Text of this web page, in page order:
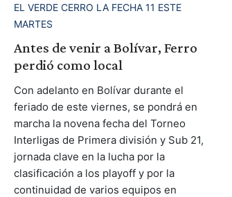
EL VERDE CERRO LA FECHA 11 ESTE
MARTES
Antes de venir a Bolívar, Ferro
perdió como local
Con adelanto en Bolívar durante el
feriado de este viernes, se pondrá en
marcha la novena fecha del Torneo
Interligas de Primera división y Sub 21,
jornada clave en la lucha por la
clasificación a los playoff y por la
continuidad de varios equipos en